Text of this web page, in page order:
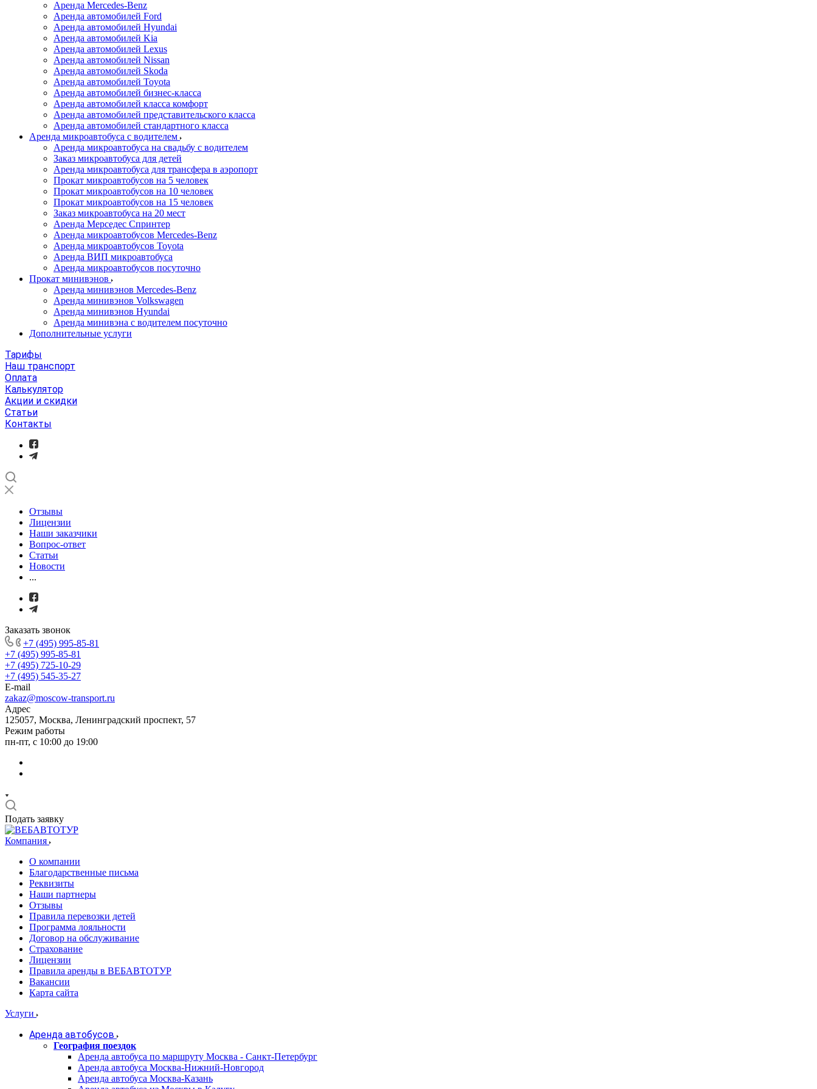
Аренда Mercedes-Benz
Аренда автомобилей Ford
Аренда автомобилей Hyundai
Аренда автомобилей Kia
Аренда автомобилей Lexus
Аренда автомобилей Nissan
Аренда автомобилей Skoda
Аренда автомобилей Toyota
Аренда автомобилей бизнес-класса
Аренда автомобилей класса комфорт
Аренда автомобилей представительского класса
Аренда автомобилей стандартного класса
Аренда микроавтобуса с водителем
Аренда микроавтобуса на свадьбу с водителем
Заказ микроавтобуса для детей
Аренда микроавтобуса для трансфера в аэропорт
Прокат микроавтобусов на 5 человек
Прокат микроавтобусов на 10 человек
Прокат микроавтобусов на 15 человек
Заказ микроавтобуса на 20 мест
Аренда Мерседес Спринтер
Аренда микроавтобусов Mercedes-Benz
Аренда микроавтобусов Toyota
Аренда ВИП микроавтобуса
Аренда микроавтобусов посуточно
Прокат минивэнов
Аренда минивэнов Mercedes-Benz
Аренда минивэнов Volkswagen
Аренда минивэнов Hyundai
Аренда минивэна с водителем посуточно
Дополнительные услуги
Тарифы
Наш транспорт
Оплата
Калькулятор
Акции и скидки
Статьи
Контакты
Отзывы
Лицензии
Наши заказчики
Вопрос-ответ
Статьи
Новости
...
Заказать звонок
+7 (495) 995-85-81
+7 (495) 995-85-81
+7 (495) 725-10-29
+7 (495) 545-35-27
E-mail
zakaz@moscow-transport.ru
Адрес
125057, Москва, Ленинградский проспект, 57
Режим работы
пн-пт, с 10:00 до 19:00
Подать заявку
Компания
О компании
Благодарственные письма
Реквизиты
Наши партнеры
Отзывы
Правила перевозки детей
Программа лояльности
Договор на обслуживание
Страхование
Лицензии
Правила аренды в ВЕБАВТОТУР
Вакансии
Карта сайта
Услуги
Аренда автобусов
География поездок
Аренда автобуса по маршруту Москва - Санкт-Петербург
Аренда автобуса Москва-Нижний-Новгород
Аренда автобуса Москва-Казань